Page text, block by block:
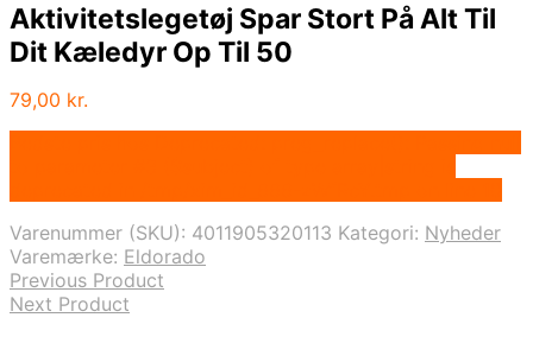
Aktivitetslegetøj Spar Stort På Alt Til
Dit Kæledyr Op Til 50
79,00 kr.
Varenummer (SKU): 4011905320113 Kategori: Nyheder
Varemærke: Eldorado
Previous Product
Next Product